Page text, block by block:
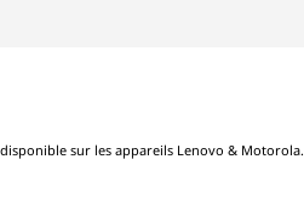
sur les appareils Lenovo & Motorola.